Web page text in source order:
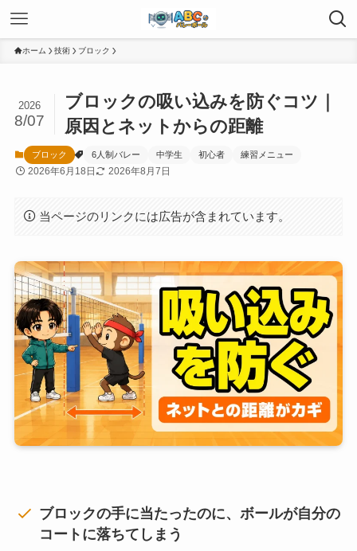
ホーム 技術 ブロック
ブロックの吸い込みを防ぐコツ｜
原因とネットからの距離
2026
8/07
ブロック 6人制バレー 中学生 初心者 練習メニュー
2026年6月18日 2026年8月7日
当ページのリンクには広告が含まれています。
ブロックの手に当たったのに、ボールが自分の
コートに落ちてしまう